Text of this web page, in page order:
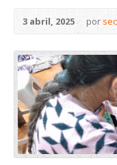
3 abril, 2025 por